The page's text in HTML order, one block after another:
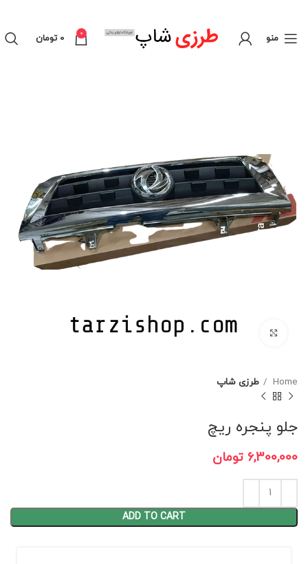
منو 0
0 تومان
برای بزرگنمایی کلیک کنید
Home طرزی شاپ
جلو پنجره ریچ
6,300,000 تومان
ADD TO CART